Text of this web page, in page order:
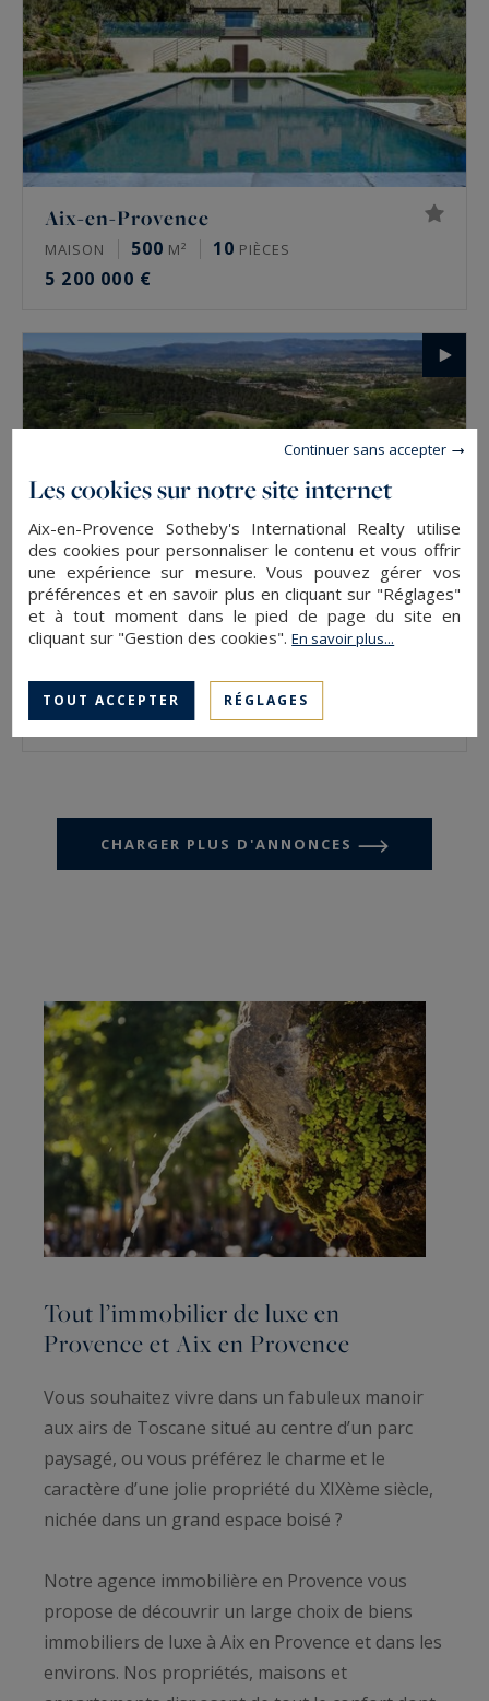
Aix-en-Provence
MAISON 500 M² 10 PIÈCES
5 200 000 €
MAISON 1300M² 12PIÈCES
5 145 000 €
CHARGER PLUS D'ANNONCES
Tout l’immobilier de luxe en
Provence et Aix en Provence
Vous souhaitez vivre dans un fabuleux manoir
aux airs de Toscane situé au centre d’un parc
paysagé, ou vous préférez le charme et le
caractère d’une jolie propriété du XIXème siècle,
nichée dans un grand espace boisé ?
Notre agence immobilière en Provence vous
propose de découvrir un large choix de biens
immobiliers de luxe à Aix en Provence et dans les
environs. Nos propriétés, maisons et
Les cookies sur notre site internet
Aix-en-Provence Sotheby's International Realty utilise
des cookies pour personnaliser le contenu et vous offrir
une expérience sur mesure. Vous pouvez gérer vos
préférences et en savoir plus en cliquant sur "Réglages"
et à tout moment dans le pied de page du site en
cliquant sur "Gestion des cookies".En savoir plus...
TOUT ACCEPTER RÉGLAGES
Continuer sans accepter